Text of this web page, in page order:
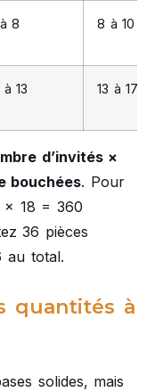
8 8 à 10
à 13 13 à 17
d’invités ×
bouchées. Pour
× 18 = 360
36 pièces
au total.
quantités à
solides, mais